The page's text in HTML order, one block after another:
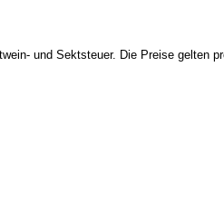
und Sektsteuer. Die Preise gelten